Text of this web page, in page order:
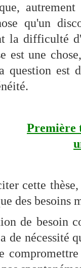
qu'un
la difficulté
est une
question est
Première
cette
des besoins
de besoin
de nécessité